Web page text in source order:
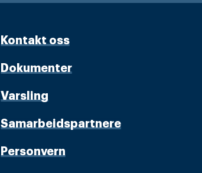
Kontakt oss
Dokumenter
Varsling
Samarbeidspartnere
Personvern